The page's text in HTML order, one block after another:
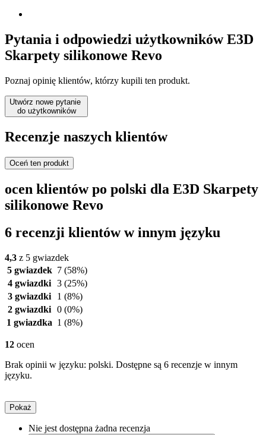
Pytania i odpowiedzi użytkowników E3D
Skarpety silikonowe Revo
Poznaj opinię klientów, którzy kupili ten produkt.
Utwórz nowe pytanie
do użytkowników
Recenzje naszych klientów
Oceń ten produkt
ocen klientów po polski dla E3D Skarpety
silikonowe Revo
6 recenzji klientów w innym języku
4,3 z 5 gwiazdek
5 gwiazdek 7 (58%)
4 gwiazdki 3 (25%)
3 gwiazdki
1 (8%)
2 gwiazdki 0 (0%)
1 gwiazdka 1 (8%)
12 ocen
Brak opinii w języku: polski. Dostępne są 6 recenzje w innym
języku.
Pokaż
Nie jest dostępna żadna recenzja